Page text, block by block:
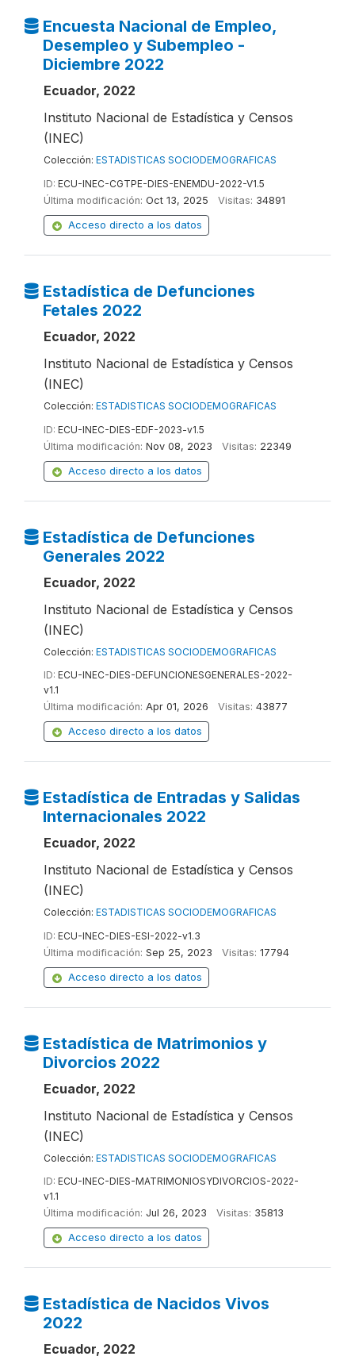
Encuesta Nacional de Empleo,
Desempleo y Subempleo -
Diciembre 2022
Ecuador, 2022
Instituto Nacional de Estadística y Censos
(INEC)
Colección: ESTADISTICAS SOCIODEMOGRAFICAS
ID: ECU-INEC-CGTPE-DIES-ENEMDU-2022-V1.5
Última modificación: Oct 13, 2025 Visitas: 34891
Acceso directo a los datos
Estadística de Defunciones
Fetales 2022
Ecuador, 2022
Instituto Nacional de Estadística y Censos
(INEC)
Colección: ESTADISTICAS SOCIODEMOGRAFICAS
ID: ECU-INEC-DIES-EDF-2023-v1.5
Última modificación: Nov 08, 2023 Visitas: 22349
Acceso directo a los datos
Estadística de Defunciones
Generales 2022
Ecuador, 2022
Instituto Nacional de Estadística y Censos
(INEC)
Colección: ESTADISTICAS SOCIODEMOGRAFICAS
ID: ECU-INEC-DIES-DEFUNCIONESGENERALES-2022-
v1.1
Última modificación: Apr 01, 2026 Visitas: 43877
Acceso directo a los datos
Estadística de Entradas y Salidas
Internacionales 2022
Ecuador, 2022
Instituto Nacional de Estadística y Censos
(INEC)
Colección: ESTADISTICAS SOCIODEMOGRAFICAS
ID: ECU-INEC-DIES-ESI-2022-v1.3
Última modificación: Sep 25, 2023 Visitas: 17794
Acceso directo a los datos
Estadística de Matrimonios y
Divorcios 2022
Ecuador, 2022
Instituto Nacional de Estadística y Censos
(INEC)
Colección: ESTADISTICAS SOCIODEMOGRAFICAS
ID: ECU-INEC-DIES-MATRIMONIOSYDIVORCIOS-2022-
v1.1
Última modificación: Jul 26, 2023 Visitas: 35813
Acceso directo a los datos
Estadística de Nacidos Vivos
2022
Ecuador, 2022